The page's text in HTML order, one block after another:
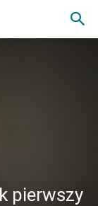
pierwszy